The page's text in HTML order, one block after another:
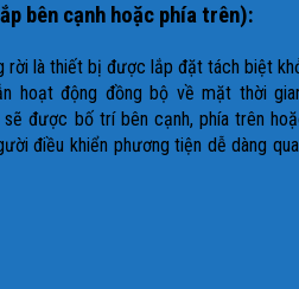
bên cạnh hoặc phía trên):
rời là thiết bị được lắp đặt tách biệt
hoạt động đồng bộ về mặt thời
sẽ được bố trí bên cạnh, phía trên
điều khiển phương tiện dễ dàng